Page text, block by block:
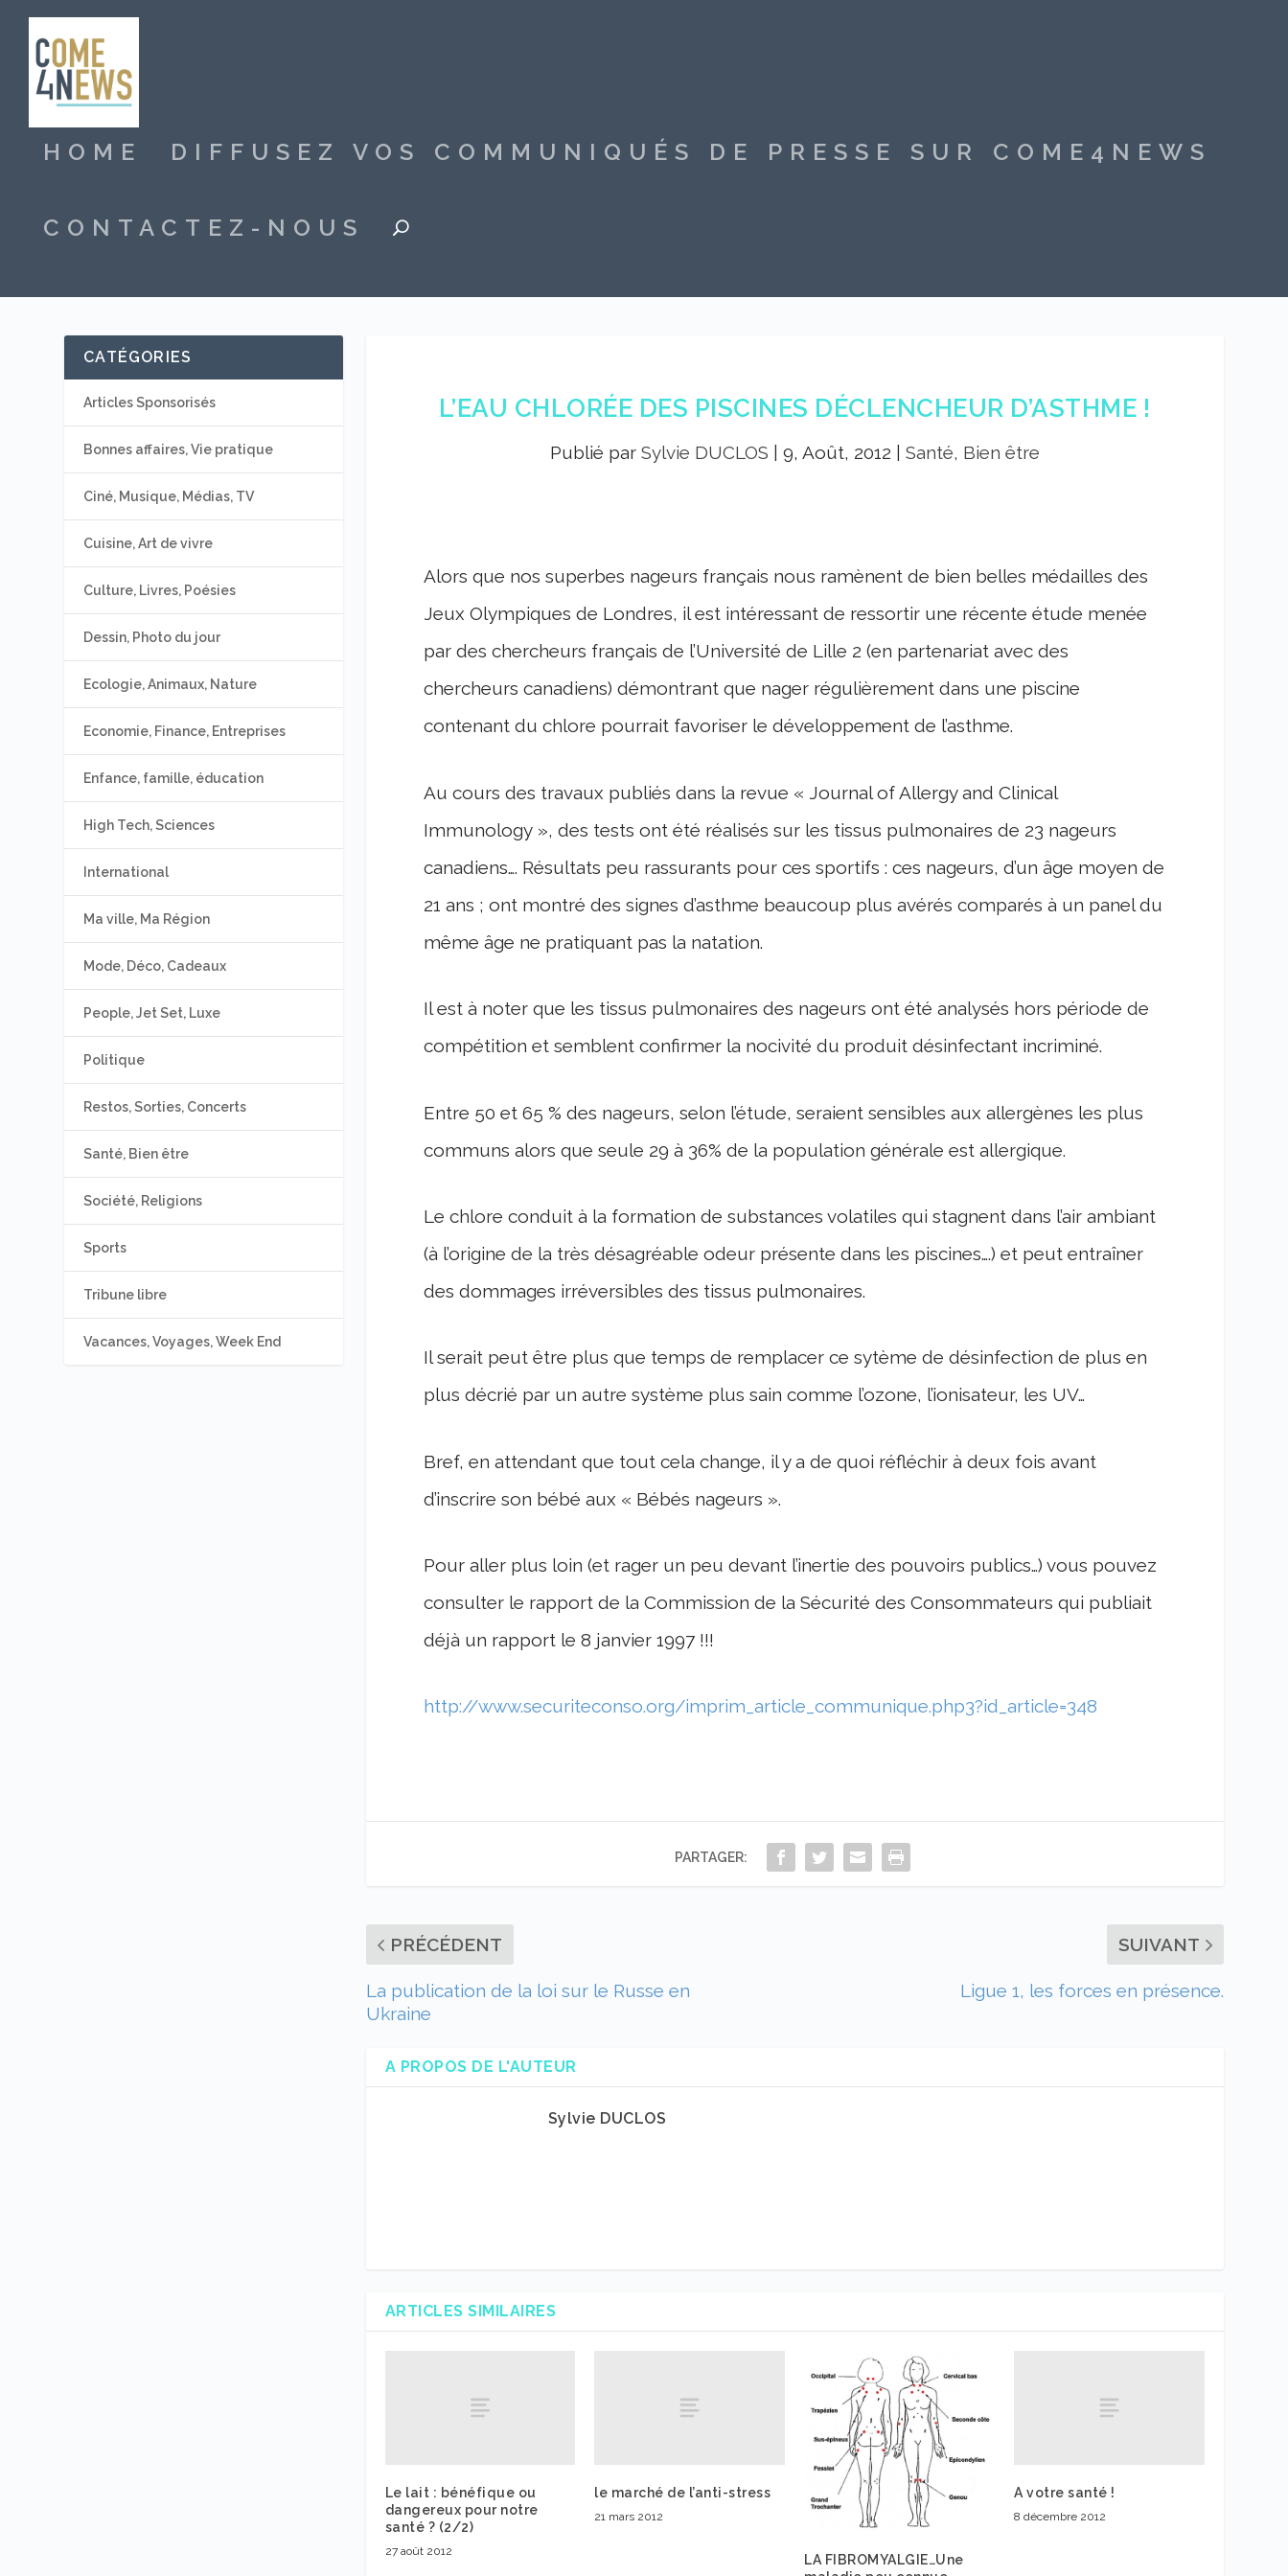
HOME DIFFUSEZ VOS COMMUNIQUÉS DE PRESSE SUR COME4NEWS
CONTACTEZ-NOUS
L’EAU CHLORÉE DES PISCINES DÉCLENCHEUR D’ASTHME !
Publié par Sylvie DUCLOS 9, Août, 2012 Santé, Bien être
Alors que nos superbes nageurs français nous ramènent de bien belles médailles des
Jeux Olympiques de Londres, il est intéressant de ressortir une récente étude menée
par des chercheurs français de l’Université de Lille 2 (en partenariat avec des
chercheurs canadiens) démontrant que nager régulièrement dans une piscine
contenant du chlore pourrait favoriser le développement de l’asthme.
Au cours des travaux publiés dans la revue « Journal of Allergy and Clinical
Immunology », des tests ont été réalisés sur les tissus pulmonaires de 23 nageurs
canadiens…. Résultats peu rassurants pour ces sportifs : ces nageurs, d’un âge moyen de
21 ans ; ont montré des signes d’asthme beaucoup plus avérés comparés à un panel du
même âge ne pratiquant pas la natation.
Il est à noter que les tissus pulmonaires des nageurs ont été analysés hors période de
compétition et semblent confirmer la nocivité du produit désinfectant incriminé.
Entre 50 et 65 % des nageurs, selon l’étude, seraient sensibles aux allergènes les plus
communs alors que seule 29 à 36% de la population générale est allergique.
Le chlore conduit à la formation de substances volatiles qui stagnent dans l’air ambiant
(à l’origine de la très désagréable odeur présente dans les piscines….) et peut entraîner
des dommages irréversibles des tissus pulmonaires.
Il serait peut être plus que temps de remplacer ce sytème de désinfection de plus en
plus décrié par un autre système plus sain comme l’ozone, l’ionisateur, les UV…
Bref, en attendant que tout cela change, il y a de quoi réfléchir à deux fois avant
d’inscrire son bébé aux « Bébés nageurs ».
Pour aller plus loin (et rager un peu devant l’inertie des pouvoirs publics…) vous pouvez
consulter le rapport de la Commission de la Sécurité des Consommateurs qui publiait
déjà un rapport le 8 janvier 1997 !!!
http://www.securiteconso.org/imprim_article_communique.php3?id_article=348
PARTAGER:
PRÉCÉDENT
La publication de la loi sur le Russe en
Ukraine
SUIVANT
Ligue 1, les forces en présence.
A PROPOS DE L'AUTEUR
Sylvie DUCLOS
ARTICLES SIMILAIRES
Le lait : bénéfique ou
dangereux pour notre
santé ? (2/2)
27 août 2012
le marché de l’anti-stress
21 mars 2012
LA FIBROMYALGIE…Une
A votre santé !
8 décembre 2012
CATÉGORIES
Articles Sponsorisés
Bonnes affaires, Vie pratique
Ciné, Musique, Médias, TV
Cuisine, Art de vivre
Culture, Livres, Poésies
Dessin, Photo du jour
Ecologie, Animaux, Nature
Economie, Finance, Entreprises
Enfance, famille, éducation
High Tech, Sciences
International
Ma ville, Ma Région
Mode, Déco, Cadeaux
People, Jet Set, Luxe
Politique
Restos, Sorties, Concerts
Santé, Bien être
Société, Religions
Sports
Tribune libre
Vacances, Voyages, Week End